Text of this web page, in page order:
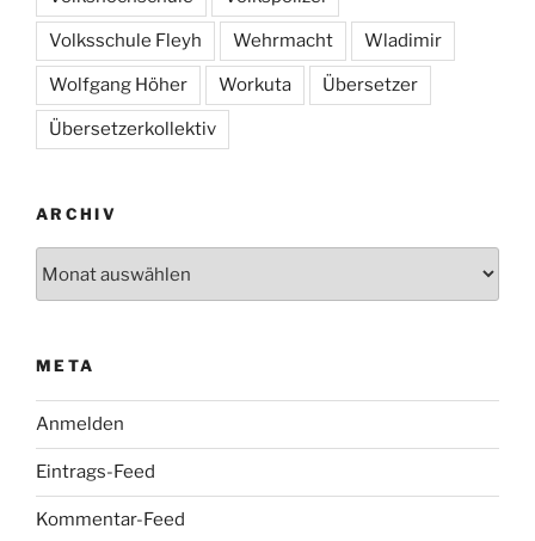
Volksschule Fleyh Wehrmacht Wladimir
Wolfgang Höher Workuta Übersetzer
Übersetzerkollektiv
ARCHIV
META
Anmelden
Eintrags-Feed
Kommentar-Feed